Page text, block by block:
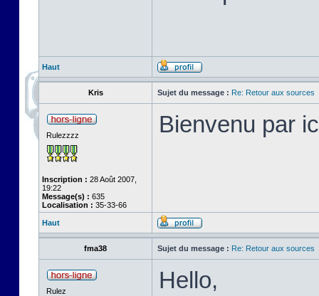
Haut
Kris Sujet du message : Re: Retour aux sources
Rulezzzz
Inscription : 28 Août 2007,
19:22
Message(s) : 635
Localisation : 35-33-66
Bienvenu par
Haut
fma38 Sujet du message : Re: Retour aux sources
Rulez Hello,